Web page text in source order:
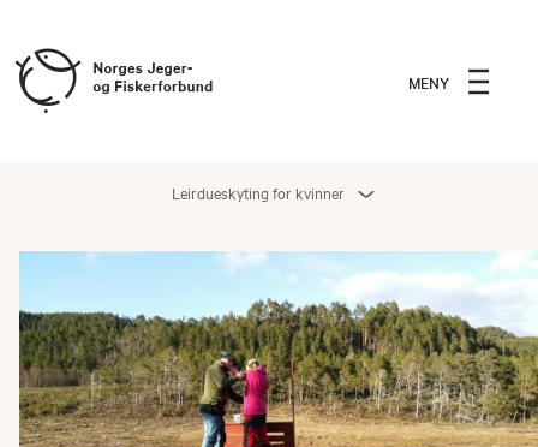
MENY
Leirdueskyting for kvinner